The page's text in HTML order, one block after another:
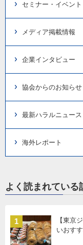
セミナー・イベント
メディア掲載情報
企業インタビュー
協会からのお知らせ
最新ハラルニュース
海外レポート
よく読まれている
1
【東京
いおす